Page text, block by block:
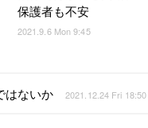
保護者も不安
2021.9.6 Mon 9:45
はないか 2021.12.24 Fri 18:50